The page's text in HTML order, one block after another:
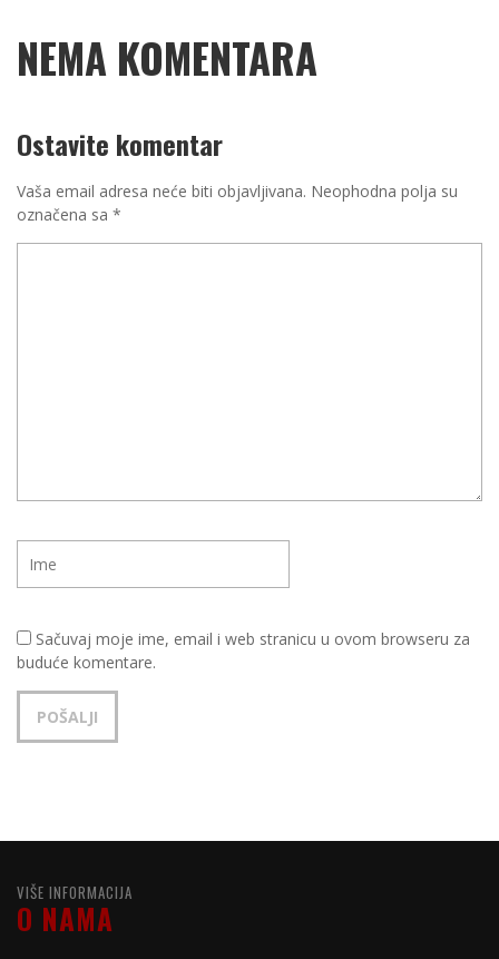
NEMA KOMENTARA
Ostavite komentar
Vaša email adresa neće biti objavljivana. Neophodna polja su
označena sa *
Sačuvaj moje ime, email i web stranicu u ovom browseru za
buduće komentare.
VIŠE INFORMACIJA
O NAMA